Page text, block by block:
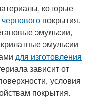
которые
покрытия.
эмульсии,
эмульсии
для изготовления
зависит от
условия
покрытия.